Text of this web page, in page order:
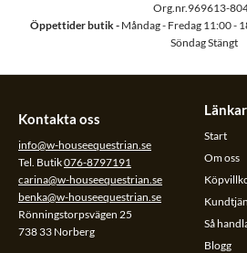
Org.nr.969613-
Öppettider butik - Måndag - Fredag 11:00 -
Söndag Stängt
Kontakta oss
info@w-houseequestrian.se
Tel. Butik076-8797191
carina@w-houseequestrian.se
benka@w-houseequestrian.se
Rönningstorpsvägen 25
738 33 Norberg
Länkar
Start
Om oss
Så
Blogg